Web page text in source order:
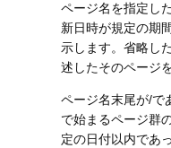
ページ名を指定し
新日時が規定の期
示します。省略し
述したそのページ
ページ名末尾が/で
で始まるページ群
定の日付以内であ